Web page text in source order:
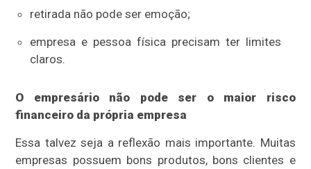
retirada não pode ser emoção;
empresa e pessoa física precisam ter limites
claros.
O empresário não pode ser o maior risco
financeiro da própria empresa
Essa talvez seja a reflexão mais importante. Muitas
empresas possuem bons produtos, bons clientes e